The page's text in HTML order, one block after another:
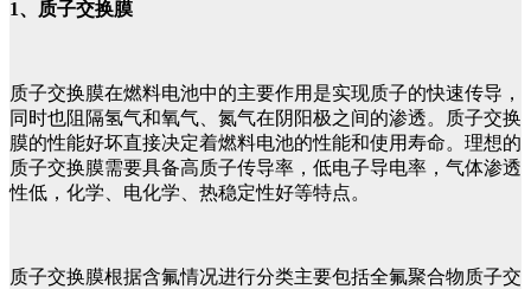
1、质子交换膜
质子交换膜在燃料电池中的主要作用是实现质子的快速传导，
同时也阻隔氢气和氧气、氮气在阴阳极之间的渗透。质子交换
膜的性能好坏直接决定着燃料电池的性能和使用寿命。理想的
质子交换膜需要具备高质子传导率，低电子导电率，气体渗透
性低，化学、电化学、热稳定性好等特点。
质子交换膜根据含氟情况进行分类主要包括全氟聚合物质子交